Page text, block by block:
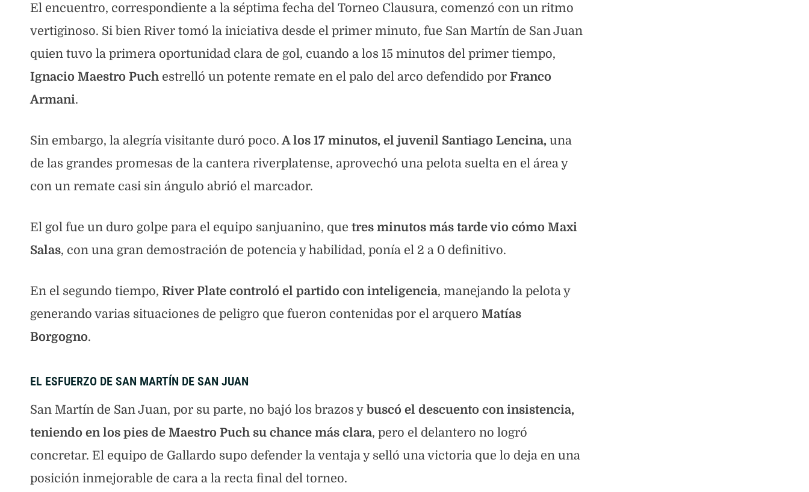
El encuentro, correspondiente a la séptima fecha del Torneo Clausura, comenzó con un ritmo
vertiginoso. Si bien River tomó la iniciativa desde el primer minuto, fue San Martín de San Juan
quien tuvo la primera oportunidad clara de gol, cuando a los 15 minutos del primer tiempo,
Ignacio Maestro Puch estrelló un potente remate en el palo del arco defendido por Franco
Armani.
Sin embargo, la alegría visitante duró poco.A los 17 minutos, el juvenil Santiago Lencina, una
de las grandes promesas de la cantera riverplatense, aprovechó una pelota suelta en el área y
con un remate casi sin ángulo abrió el marcador.
El gol fue un duro golpe para el equipo sanjuanino, que tres minutos más tarde vio cómo Maxi
Salas, con una gran demostración de potencia y habilidad, ponía el 2 a 0 definitivo.
En el segundo tiempo, River Plate controló el partido con inteligencia, manejando la pelota y
generando varias situaciones de peligro que fueron contenidas por el arquero Matías
Borgogno.
EL ESFUERZO DE SAN MARTÍN DE SAN JUAN
San Martín de San Juan, por su parte, no bajó los brazos y buscó el descuento con insistencia,
teniendo en los pies de Maestro Puch su chance más clara, pero el delantero no logró
concretar. El equipo de Gallardo supo defender la ventaja y selló una victoria que lo deja en una
posición inmejorable de cara a la recta final del torneo.